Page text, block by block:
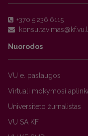
+370 5 236 6115
Nuorodos
VU e. paslaugos
Virtuali mokymosi
Universiteto žurnalistas
VU SA KF